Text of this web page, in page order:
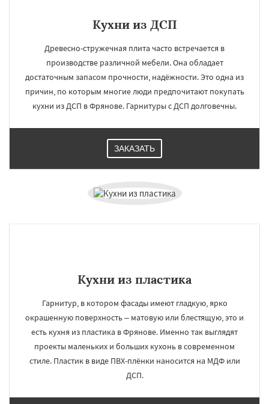
Работаем по
×
Кухни из ДСП
Древесно-стружечная плита часто встречается в
производстве различной мебели. Она обладает
достаточным запасом прочности, надёжности. Это одна из
причин, по которым многие люди предпочитают покупать
кухни из ДСП в Фрянове. Гарнитуры с ДСП долговечны.
ЗАКАЗАТЬ
Кухни из пластика
Гарнитур, в котором фасады имеют гладкую, ярко
окрашенную поверхность – матовую или блестящую, это и
есть кухня из пластика в Фрянове. Именно так выглядят
проекты маленьких и больших кухонь в современном
стиле. Пластик в виде ПВХ-плёнки наносится на МДФ или
ДСП.
УЗНАТЬ ПОДРОБНЕЕ ×